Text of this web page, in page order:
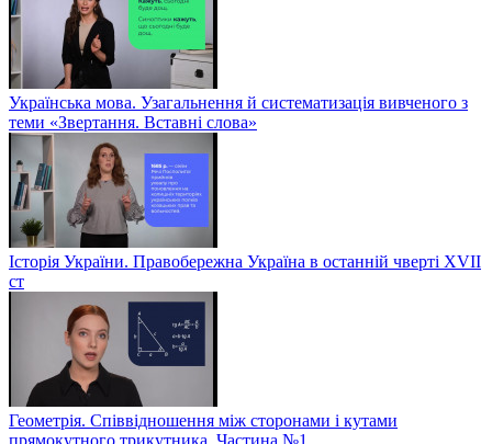
Українська мова. Узагальнення й систематизація вивченого з
теми «Звертання. Вставні слова»
Історія України. Правобережна Україна в останній чверті XVII
ст
Геометрія. Співвідношення між сторонами і кутами
прямокутного трикутника. Частина №1